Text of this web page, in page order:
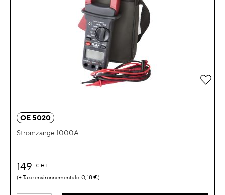
OE 5020
Stromzange 1000A
149 € HT
0,18 €
Zur